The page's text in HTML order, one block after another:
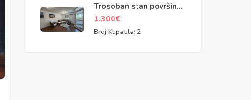
Trosoban stan površine
100m2, Baku ulica,
Podgorica
1.300€
Broj Kupatila: 2